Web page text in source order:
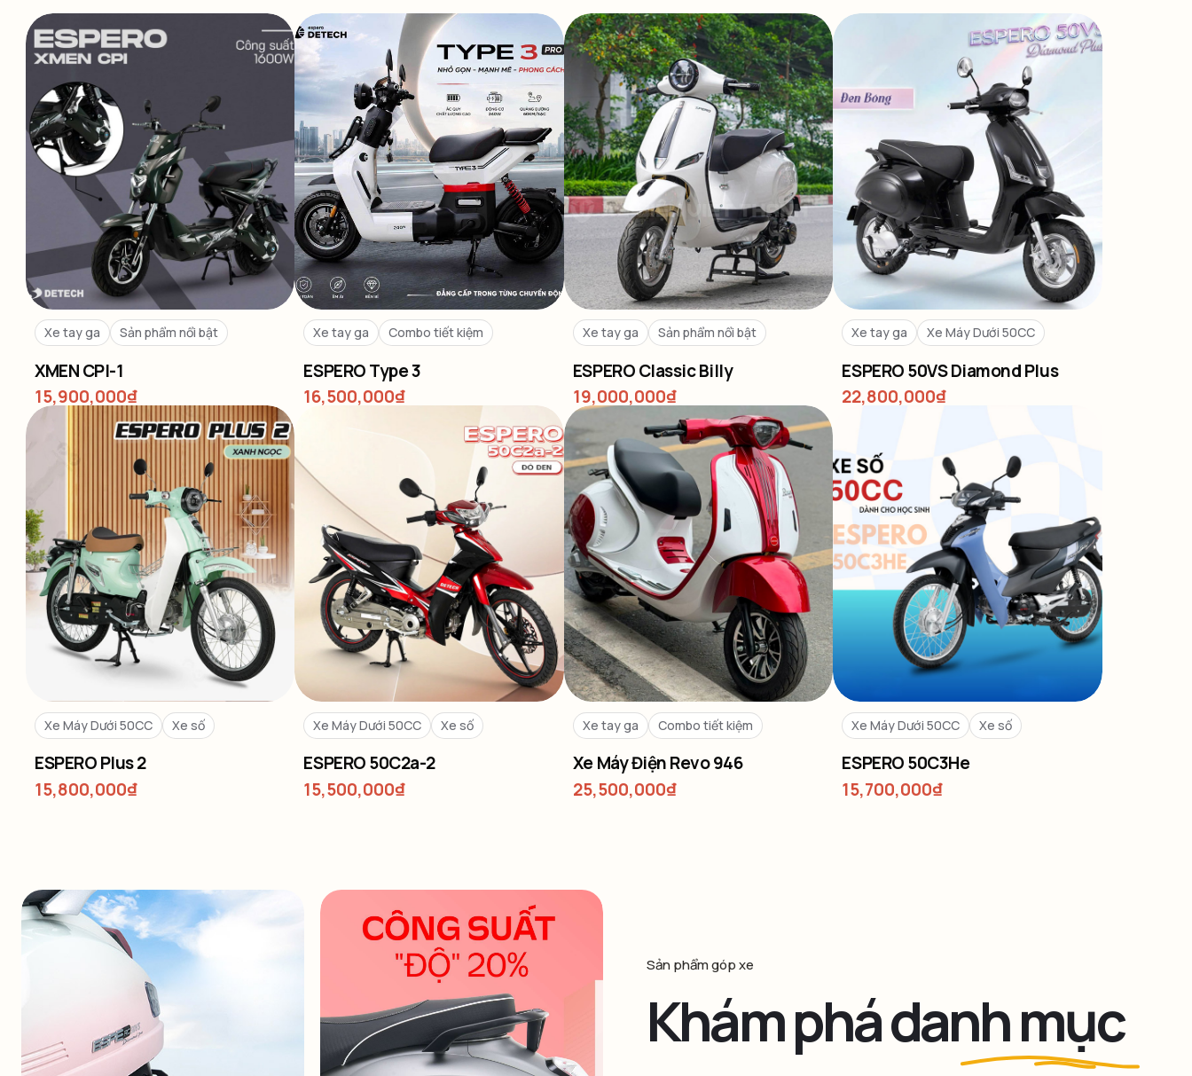
Xe tay ga Sản phẩm nổi bật
XMEN CPI-1
15,900,000₫
Xe tay ga Combo tiết kiệm
ESPERO Type 3
16,500,000₫
Xe tay ga Sản phẩm nổi bật
ESPERO Classic Billy
19,000,000₫
Xe tay ga Xe Máy Dưới 50CC
ESPERO 50VS Diamond Plus
22,800,000₫
Xe Máy Dưới 50CC Xe số
ESPERO Plus 2
15,800,000₫
Xe Máy Dưới 50CC Xe số
ESPERO 50C2a-2
15,500,000₫
Xe tay ga Combo tiết kiệm
Xe Máy Điện Revo 946
25,500,000₫
Xe Máy Dưới 50CC Xe số
ESPERO 50C3He
15,700,000₫
Sản phẩm góp xe
Khám phá danh mục